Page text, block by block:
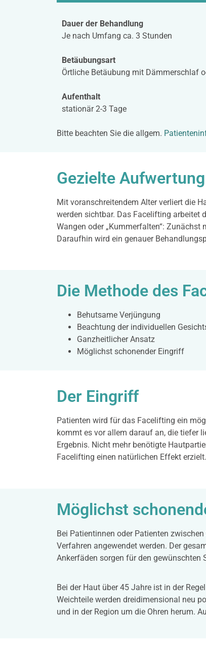
Dauer der Behandlung
Je nach Umfang ca. 3 Stunden
Betäubungsart
Örtliche Betäubung mit Dämmerschlaf
Aufenthalt
stationär 2-3 Tage
Bitte beachten Sie die allgem.
Gezielte Aufwertung
Mit voranschreitendem Alter verliert die
werden sichtbar. Das Facelifting arbeitet
Wangen oder „Kummerfalten“:
Daraufhin wird ein genauer
Die Methode des
Behutsame Verjüngung
Beachtung der individuellen
Ganzheitlicher Ansatz
Möglichst schonender Eingriff
Der Eingriff
Patienten wird für das Facelifting ein
kommt es vor allem darauf an, die tiefer
Ergebnis. Nicht mehr benötigte
Facelifting einen natürlichen Effekt erzielt.
Möglichst
Bei Patientinnen oder Patienten
Verfahren angewendet werden. Der
Ankerfäden sorgen für den
Bei der Haut über 45 Jahre ist in der
Weichteile werden dreidimensional neu
und in der Region um die Ohren herum.